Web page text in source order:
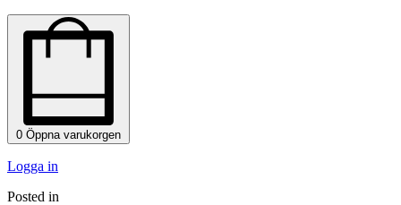
0 Öppna varukorgen
Logga in
Posted in